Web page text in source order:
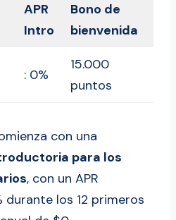
APR
Intro
Bono de
bienvenida
: 0%
15.000
puntos
con una
para los
, con un APR
los 12 primeros